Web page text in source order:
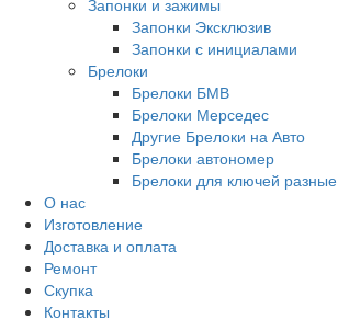
Запонки Эксклюзив
Запонки с инициалами
Брелоки
Брелоки БМВ
Брелоки Мерседес
Другие Брелоки на Авто
Брелоки автономер
Брелоки для ключей разные
О нас
Изготовление
Доставка и оплата
Ремонт
Скупка
Контакты